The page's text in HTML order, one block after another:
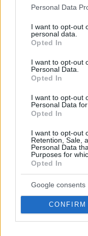
Please note that this
not limited to your
grant or deny
use your data for
consent section.
Personal Data
I want to opt-out
personal data.
Opted In
I want to opt-out
Personal Data.
Opted In
I want to opt-out
Personal Data
Opted In
I want to opt-out
Retention, Sale,
Personal Data
Purposes for
Opted In
Google consents
CONFIRM
Staks: Πώς μια
ρίζωσε) σε ένα
Από brunch μέχρι
στο κύμα: Γιατί στο
(και) για το φαγητό του
Περιπέτεια,
Βρήκαμε το ρόφημα